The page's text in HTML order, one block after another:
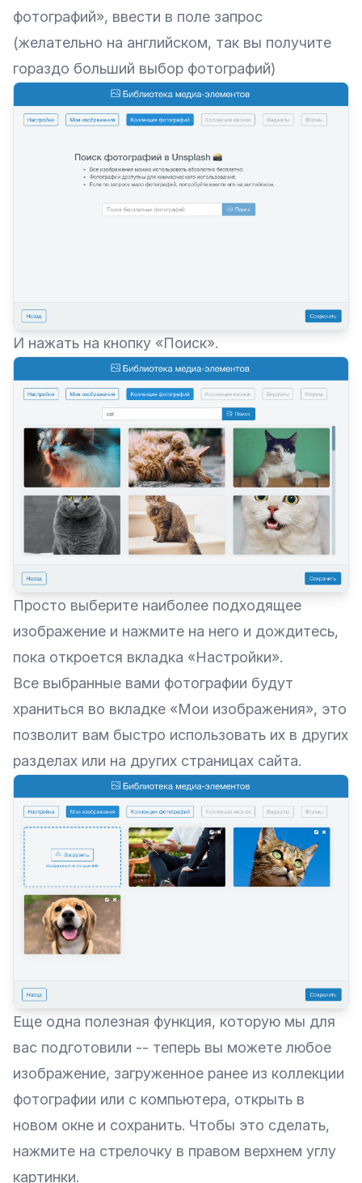
фотографий», ввести в поле запрос
(желательно на английском, так вы получите
гораздо больший выбор фотографий)
И нажать на кнопку «Поиск».
Просто выберите наиболее подходящее
изображение и нажмите на него и дождитесь,
пока откроется вкладка «Настройки».
Все выбранные вами фотографии будут
храниться во вкладке «Мои изображения», это
позволит вам быстро использовать их в других
разделах или на других страницах сайта.
Еще одна полезная функция, которую мы для
вас подготовили -- теперь вы можете любое
изображение, загруженное ранее из коллекции
фотографии или с компьютера, открыть в
новом окне и сохранить. Чтобы это сделать,
нажмите на стрелочку в правом верхнем углу
картинки.